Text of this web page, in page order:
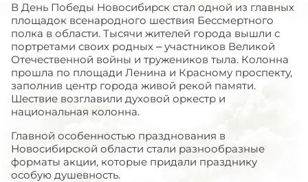
В День Победы Новосибирск стал одной из главных
площадок всенародного шествия Бессмертного
полка в области. Тысячи жителей города вышли с
портретами своих родных – участников Великой
Отечественной войны и тружеников тыла. Колонна
прошла по площади Ленина и Красному проспекту,
заполнив центр города живой рекой памяти.
Шествие возглавили духовой оркестр и
национальная колонна.
Главной особенностью празднования в
Новосибирской области стали разнообразные
форматы акции, которые придали празднику
особую душевность.